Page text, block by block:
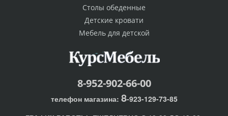
Столы обеденные
Детские кровати
Мебель для детской
8-952-902-66-00
телефон магазина: 8-923-129-73-85